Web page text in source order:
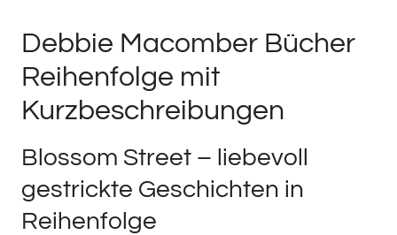
Debbie Macomber Bücher
Reihenfolge mit
Kurzbeschreibungen
Blossom Street – liebevoll
gestrickte Geschichten in
Reihenfolge